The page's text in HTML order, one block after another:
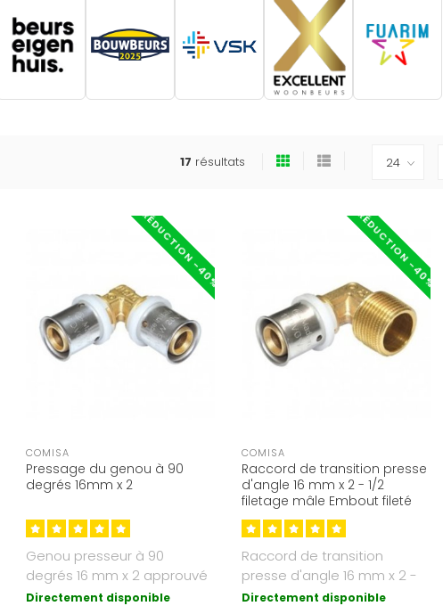
17 résultats
RÉDUCTION -40%
COMISA
Pressage du genou à 90
degrés 16mm x 2
Genou presseur à 90
degrés 16 mm x 2 approuvé
par KIWA
Directement disponible
RÉDUCTION -40%
COMISA
Raccord de transition presse
d'angle 16 mm x 2 - 1/2
filetage mâle Embout fileté
Raccord de transition
presse d'angle 16 mm x 2 -
1/2 pouceFilet extérieur
Directement disponible